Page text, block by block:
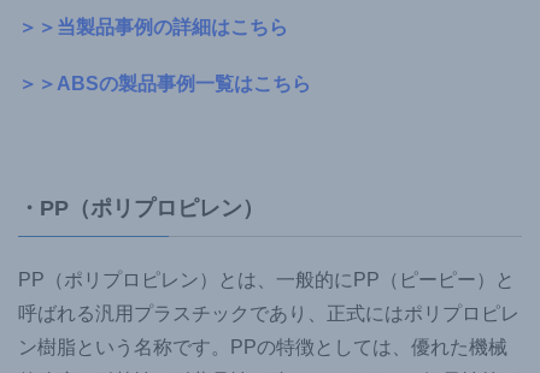
＞＞当製品事例の詳細はこちら
＞＞ABSの製品事例一覧はこちら
・PP（ポリプロピレン）
PP（ポリプロピレン）とは、一般的にPP（ピーピー）と
呼ばれる汎用プラスチックであり、正式にはポリプロピレ
ン樹脂という名称です。PPの特徴としては、優れた機械